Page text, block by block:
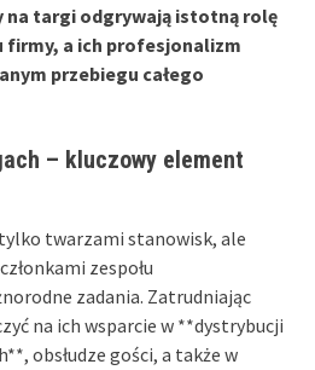
na targi odgrywają istotną rolę
firmy, a ich profesjonalizm
przebiegu całego
– kluczowy element
twarzami stanowisk, ale
zespołu
zadania. Zatrudniając
na ich wsparcie w **dystrybucji
obsłudze gości, a także w